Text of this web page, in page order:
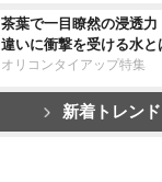
茶葉で一目瞭然の浸透力
違いに衝撃を受ける水と
オリコンタイアップ特集
新着トレン